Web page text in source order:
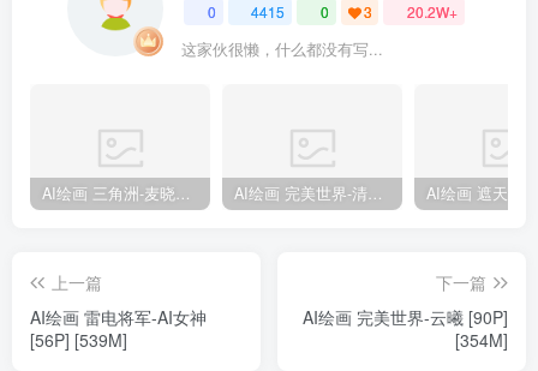
0 4415 0 3 20.2W+
这家伙很懒，什么都没有写...
AI绘画 三角洲-麦晓雯 [15P] [57M] AI绘画 完美世界-清漪 [86P] [1173M]
上一篇
AI绘画 雷电将军-AI女神
[56P] [539M]
下一篇
AI绘画 完美世界-云曦 [90P]
[354M]